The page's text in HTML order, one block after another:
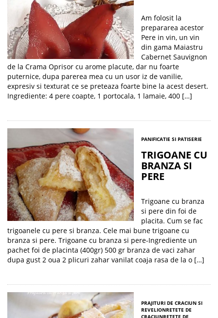
Am folosit la
prepararea acestor
Pere in vin, un vin
din gama Maiastru
Cabernet Sauvignon
de la Crama Oprisor cu arome placute, dar nu foarte
puternice, dupa parerea mea cu un usor iz de vanilie,
expresiv si texturat ce se preteaza foarte bine la acest desert.
Ingrediente: 4 pere coapte, 1 portocala, 1 lamaie, 400 […]
PANIFICATIE SI PATISERIE
TRIGOANE CU
BRANZA SI
PERE
Trigoane cu branza
si pere din foi de
placita. Cum se fac
trigoanele cu pere si branza. Cele mai bune trigoane cu
branza si pere. Trigoane cu branza si pere-Ingrediente un
pachet foi de placinta (400gr) 500 gr branza de vaci zahar
dupa gust 2 oua 2 plicuri zahar vanilat coaja rasa de la o […]
PRAJITURI DE CRACIUN SI
REVELIONRETETE DE
CRACIUNRETETE DE